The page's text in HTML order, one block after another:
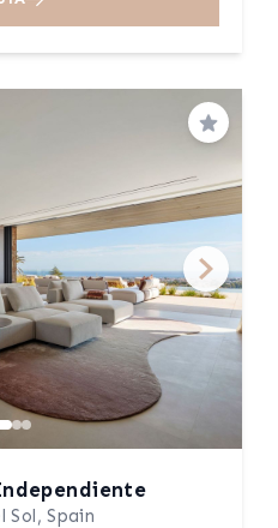
Guardar
Sol, Spain